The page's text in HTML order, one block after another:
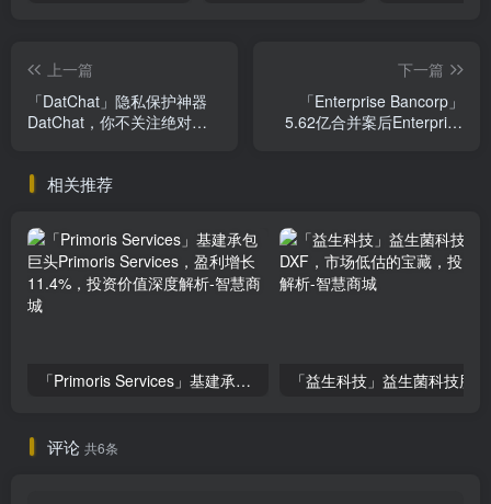
上一篇
「DatChat」隐私保护神器
DatChat，你不关注绝对会
下一篇
「Enterprise Bancorp」
5.62亿合并案后Enterprise
相关推荐
「Primoris Services」基建承包巨头Primoris Services，盈利增长11.4%，投资价值深度解析
评论 共6条